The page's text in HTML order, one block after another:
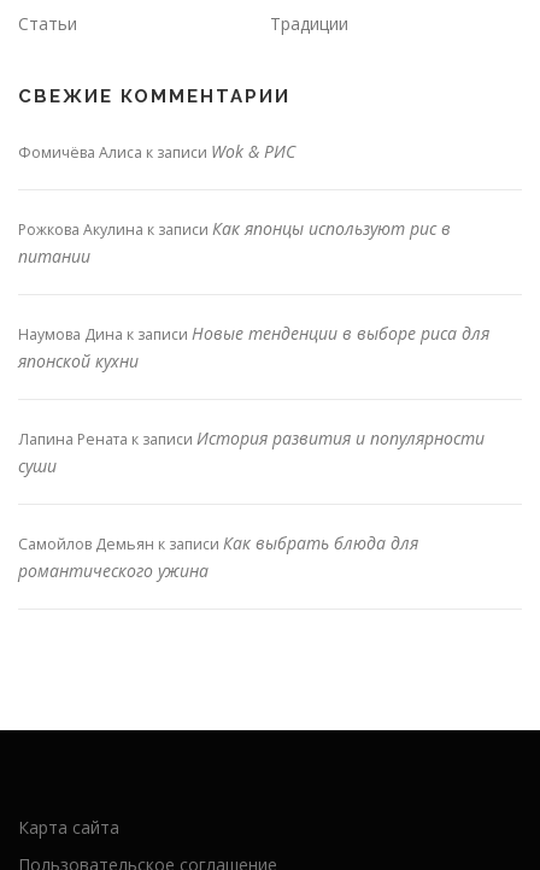
Статьи
Традиции
СВЕЖИЕ КОММЕНТАРИИ
Фомичёва Алиса к записи Wok & РИС
Рожкова Акулина к записи Как японцы используют рис в
питании
Наумова Дина к записи Новые тенденции в выборе риса для
японской кухни
Лапина Рената к записи История развития и популярности
суши
Самойлов Демьян к записи Как выбрать блюда для
романтического ужина
Карта сайта
Пользовательское соглашение